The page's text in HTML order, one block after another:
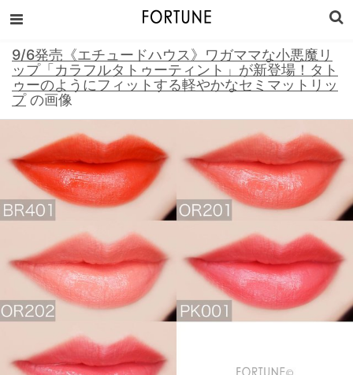
9/6発売《エチュードハウス》ワガママな小悪魔リ
ップ「カラフルタトゥーティント」が新登場！タト
ゥーのようにフィットする軽やかなセミマットリッ
プの画像